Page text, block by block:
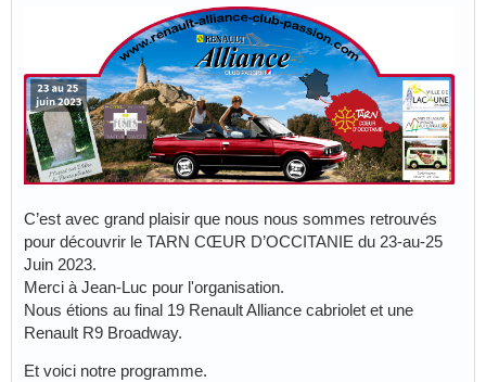
C’est avec grand plaisir que nous nous sommes retrouvés
pour découvrir le TARN CŒUR D’OCCITANIE du 23-au-25
Juin 2023.
Merci à Jean-Luc pour l'organisation.
Nous étions au final 19 Renault Alliance cabriolet et une
Renault R9 Broadway.
Et voici notre programme.